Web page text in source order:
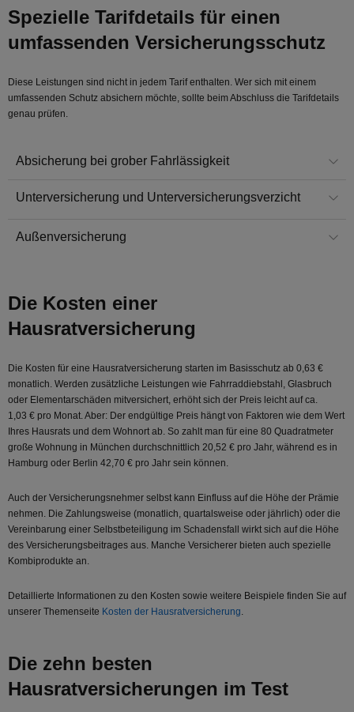
Spezielle Tarifdetails für einen
umfassenden Versicherungsschutz
Diese Leistungen sind nicht in jedem Tarif enthalten. Wer sich mit einem
umfassenden Schutz absichern möchte, sollte beim Abschluss die Tarifdetails
genau prüfen.
Absicherung bei grober Fahrlässigkeit
Unterversicherung und Unterversicherungsverzicht
Außenversicherung
Die Kosten einer
Hausratversicherung
Die Kosten für eine Hausratversicherung starten im Basisschutz ab 0,63 €
monatlich. Werden zusätzliche Leistungen wie Fahrraddiebstahl, Glasbruch
oder Elementarschäden mitversichert, erhöht sich der Preis leicht auf ca.
1,03 € pro Monat. Aber: Der endgültige Preis hängt von Faktoren wie dem Wert
Ihres Hausrats und dem Wohnort ab. So zahlt man für eine 80 Quadratmeter
große Wohnung in München durchschnittlich 20,52 € pro Jahr, während es in
Hamburg oder Berlin 42,70 € pro Jahr sein können.
Auch der Versicherungsnehmer selbst kann Einfluss auf die Höhe der Prämie
nehmen. Die Zahlungsweise (monatlich, quartalsweise oder jährlich) oder die
Vereinbarung einer Selbstbeteiligung im Schadensfall wirkt sich auf die Höhe
des Versicherungsbeitrages aus. Manche Versicherer bieten auch spezielle
Kombiprodukte an.
Detaillierte Informationen zu den Kosten sowie weitere Beispiele finden Sie auf
unserer Themenseite Kosten der Hausratversicherung.
Die zehn besten
Hausratversicherungen im Test